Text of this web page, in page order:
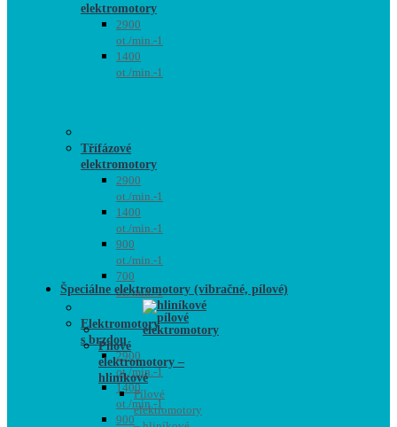
elektromotory
2900
ot./min.-1
1400
ot./min.-1
Třífázové
elektromotory
2900
ot./min.-1
1400
ot./min.-1
900
ot./min.-1
700
ot./min.-1
Elektromotory
s brzdou
2900
ot./min.-1
1400
ot./min.-1
900
Špeciálne elektromotory (vibračné, pílové)
Pílové
elektromotory –
hliníkové
Pílové
elektromotory